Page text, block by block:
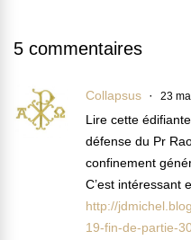
5 commentaires
Collapsus 23
Lire cette
défense du Pr
confinement
C’est intéressant
http://
19-fin-de-partie-